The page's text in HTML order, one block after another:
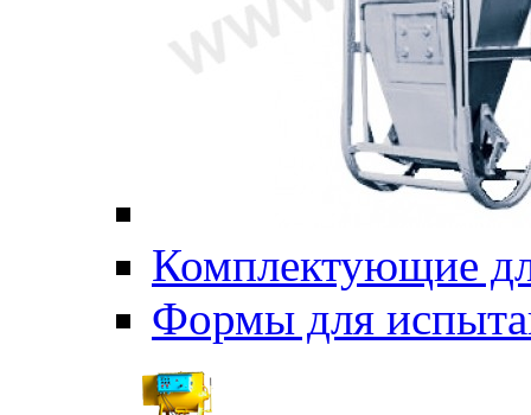
Комплектующие
Формы для